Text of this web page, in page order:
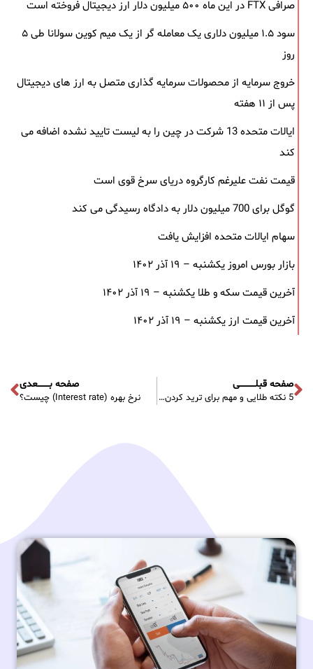
صرافی FTX در این ماه ۵۰۰ میلیون دلار ارز دیجیتال فروخته است
سود ۱.۵ میلیون دلاری یک معامله ‌گر از یک میم‌ کوین سولانا طی ۵
روز
خروج سرمایه از محصولات سرمایه ‌گذاری متصل به ارز های دیجیتال
پس از ۱۱ هفته
ایالات متحده 13 شرکت در چین را به لیست تایید نشده اضافه می
کند
قیمت نفت علیرغم کارگروه دریای سرخ قوی است
گوگل برای 700 میلیون دلار به دادگاه رسیدگی می کند
سهام ایالات متحده افزایش یافت
بازار بورس امروز یکشنبه – ۱۹ آذر ۱۴۰۲
آخرین قیمت سکه و طلا یکشنبه – ۱۹ آذر ۱۴۰۲
آخرین قیمت ارز یکشنبه – ۱۹ آذر ۱۴۰۲
صفحه قبلـــــــــــی
5 نکته طلایی و مهم برای ترید کردن در بازار فارکس
صفحه بــــــــعدی
نرخ بهره (Interest rate) چیست؟